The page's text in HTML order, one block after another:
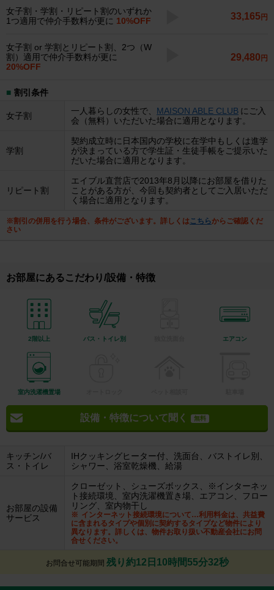
女子割・学割・リピート割のいずれか
1つ適用で仲介手数料が更に 10%OFF 33,165円
女子割 or 学割とリピート割、2つ（W
割）適用で仲介手数料が更に
20%OFF
29,480 円
割引条件
女子割 一人暮らしの女性で、 MAISON ABLE CLUB にご入
会（無料）いただいた場合に適用となります。
学割
契約成立時に日本国内の学校に在学中もしくは進学
が決まっている方で学生証・生徒手帳をご提示いた
だいた場合に適用となります。
リピート割
エイブル直営店で2013年8月以降にお部屋を借りた
ことがある方が、今回も契約者としてご入居いただ
く場合に適用となります。
※割引の併用を行う場合、条件がございます。詳しくはこちらからご確認くだ
さい
お部屋にあるこだわり/設備・特徴
2階以上 バス・トイレ別 エアコン
室内洗濯機置場
設備・特徴について聞く 無料
キッチン/バ
ス・トイレ
IHクッキングヒーター付、洗面台、バストイレ別、
シャワー、浴室乾燥機、給湯
お部屋の設備
サービス
クローゼット、シューズボックス、※インターネッ
ト接続環境、室内洗濯機置き場、エアコン、フロー
リング、室内物干し
インターネット接続環境について…利用料金は、共益費
に含まれるタイプや個別に契約するタイプなど物件により
異なります。詳しくは、物件お取り扱い不動産会社にお問
合せください。
お問合せ可能期間 残り約12日10時間55分31秒